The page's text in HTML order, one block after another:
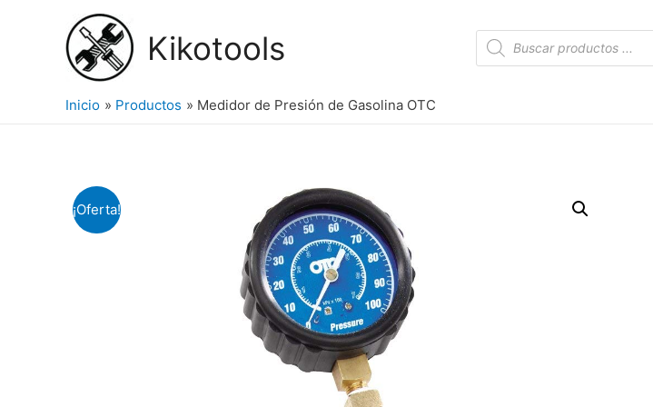
Kikotools Búsqueda
de
productos
Inicio Productos Medidor de Presión de Gasolina OTC
¡Oferta!